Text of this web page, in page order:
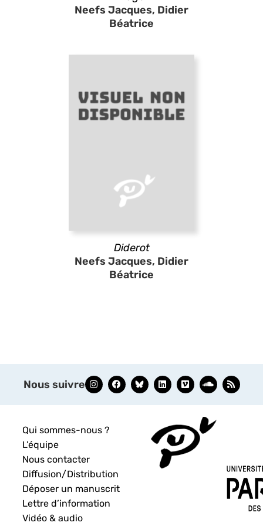
Neefs Jacques, Didier
Béatrice
Diderot
Neefs Jacques, Didier
Béatrice
Nous suivre
Qui sommes-nous ?
L’équipe
Nous contacter
Diffusion/Distribution
Déposer un manuscrit
Lettre d’information
Vidéo & audio